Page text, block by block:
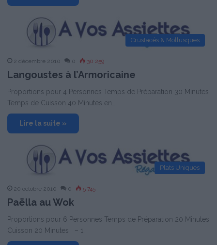
Crustacés & Mollusques
2 décembre 2010 0 30 259
Langoustes à l’Armoricaine
Proportions pour 4 Personnes Temps de Préparation 30 Minutes
Temps de Cuisson 40 Minutes en…
Lire la suite »
Plats Uniques
20 octobre 2010 0 5 745
Paëlla au Wok
Proportions pour 6 Personnes Temps de Préparation 20 Minutes
Cuisson 20 Minutes – 1…